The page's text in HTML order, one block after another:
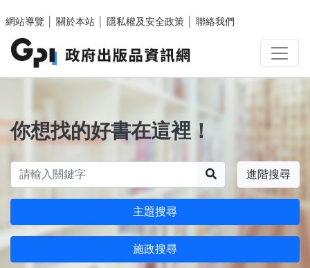
網站導覽
關於本站 隱私權及安全政策 聯絡我們
你想找的好書在這裡！
進階搜尋
主題搜尋
施政搜尋